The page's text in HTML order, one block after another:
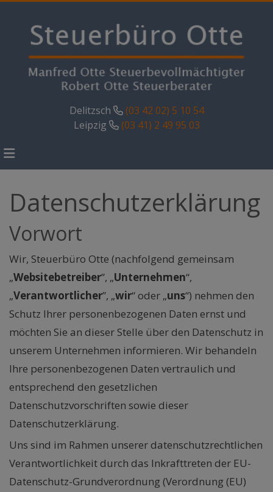
Delitzsch
(03 42 02) 5 10 54
Leipzig
(03 41) 2 49 95 03
Datenschutzerklärung
Vorwort
Wir, Steuerbüro Otte (nachfolgend gemeinsam
„Websitebetreiber”, „Unternehmen“,
„Verantwortlicher”, „wir“ oder „uns“) nehmen den
Schutz Ihrer personenbezogenen Daten ernst und
möchten Sie an dieser Stelle über den Datenschutz in
unserem Unternehmen informieren. Wir behandeln
Ihre personenbezogenen Daten vertraulich und
entsprechend den gesetzlichen
Datenschutzvorschriften sowie dieser
Datenschutzerklärung.
Uns sind im Rahmen unserer datenschutzrechtlichen
Verantwortlichkeit durch das Inkrafttreten der EU-
Datenschutz-Grundverordnung (Verordnung (EU)